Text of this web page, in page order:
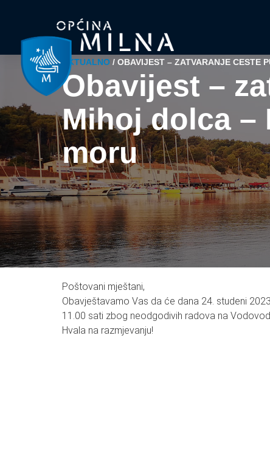
AKTUALNO / OBAVIJEST – ZATVARANJE CESTE
Obavijest –
Mihoj dolca –
moru
Poštovani mještani,
Obavještavamo Vas da će dana 24. studeni
11.00 sati zbog neodgodivih radova na
Hvala na razmjevanju!